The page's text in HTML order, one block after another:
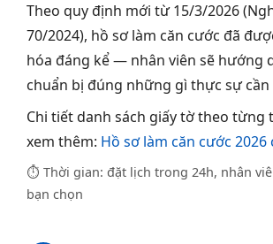
Theo quy định mới từ 15/3/2026
70/2024), hồ sơ làm căn cước đã
hóa đáng kể — nhân viên sẽ hướng
chuẩn bị đúng những gì thực sự
Chi tiết danh sách giấy tờ theo từng
xem thêm: Hồ sơ làm căn cước 2026
⏱ Thời gian: đặt lịch trong 24h, nhân
bạn chọn